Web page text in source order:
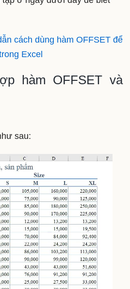
cách dùng hàm OFFSET để
Excel
hàm OFFSET và
sau: